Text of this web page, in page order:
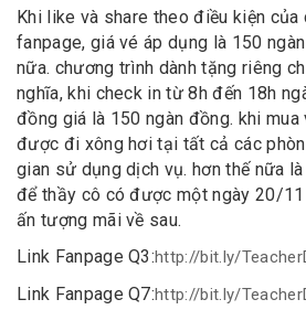
Khi like và share theo điều kiện
fanpage, giá vé áp dụng là 150
nữa. chương trình dành tặng riêng
nghĩa, khi check in từ 8h đến 18h
đồng giá là 150 ngàn đồng. khi
được đi xông hơi tại tất cả các
gian sử dụng dịch vụ. hơn thế nữa
để thầy cô có được một ngày 20/11
ấn tượng mãi về sau.
Link Fanpage Q3:http://bit.ly/
Link Fanpage Q7:http://bit.ly/